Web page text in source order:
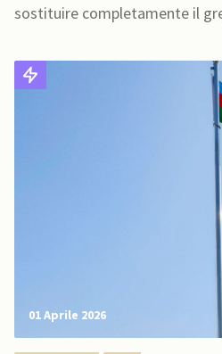
sostituire completamente il
01 Aprile 2026